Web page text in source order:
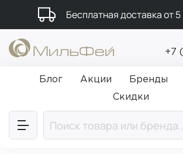
Бесплатная доставка от
Промокод ПРИВЕТ
Подарки в каждый заказ от
+7
Блог Акции Бренды
Скидки